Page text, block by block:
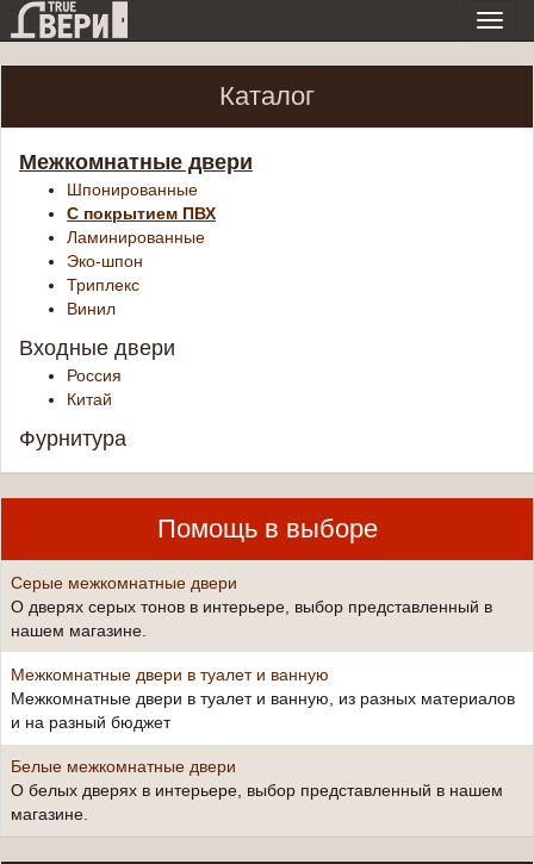
Каталог
Межкомнатные двери
Шпонированные
С покрытием ПВХ
Ламинированные
Эко-шпон
Триплекс
Винил
Входные двери
Россия
Китай
Фурнитура
Помощь в выборе
Серые межкомнатные двери
О дверях серых тонов в интерьере, выбор представленный в
нашем магазине.
Межкомнатные двери в туалет и ванную
Межкомнатные двери в туалет и ванную, из разных материалов
и на разный бюджет
Белые межкомнатные двери
О белых дверях в интерьере, выбор представленный в нашем
магазине.